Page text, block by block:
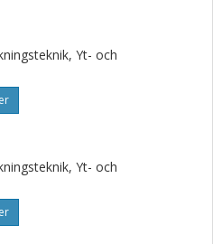
Yt- och
Yt- och